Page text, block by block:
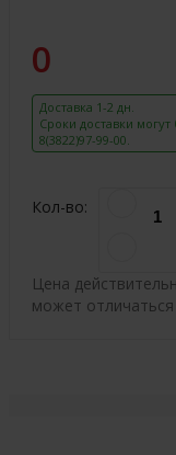
0
Доставка 1-2 дн.
Сроки доставки
8(3822)97-99-00.
Кол-во:
Цена
может